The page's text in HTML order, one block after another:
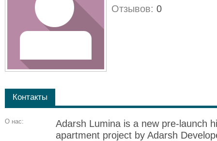
Отзывов: 0
Контакты
О нас:
Adarsh Lumina is a new pre-launch
apartment project by Adarsh